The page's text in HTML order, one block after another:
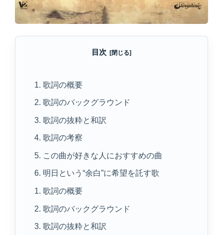
目次
1. 歌詞の概要
2. 歌詞のバックグラウンド
3. 歌詞の抜粋と和訳
4. 歌詞の考察
5. この曲が好きな人におすすめの曲
6. 明日という“余白”に希望を託す歌
1. 歌詞の概要
2. 歌詞のバックグラウンド
3. 歌詞の抜粋と和訳